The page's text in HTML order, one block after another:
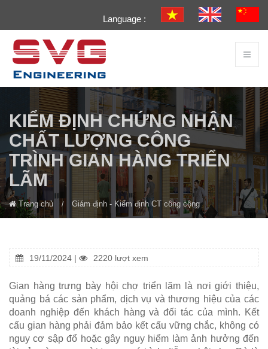
Language :
KIỂM ĐỊNH CHỨNG NHẬN
CHẤT LƯỢNG CÔNG
TRÌNH GIAN HÀNG TRIỂN
LÃM
Trang chủ Giám định - Kiểm định CT công cộng
19/11/2024 | 2220 lượt xem
Gian hàng trưng bày hội chợ triển lãm là nơi giới thiệu,
quảng bá các sản phẩm, dịch vụ và thương hiệu của các
doanh nghiệp đến khách hàng và đối tác của mình. Kết
cấu gian hàng phải đảm bảo kết cấu vững chắc, không có
nguy cơ sập đổ hoặc gây nguy hiểm làm ảnh hưởng đến